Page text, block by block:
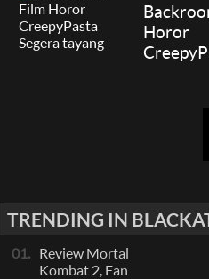
Horor
TRENDING IN
01. Review Mortal
Kombat 2, Fan